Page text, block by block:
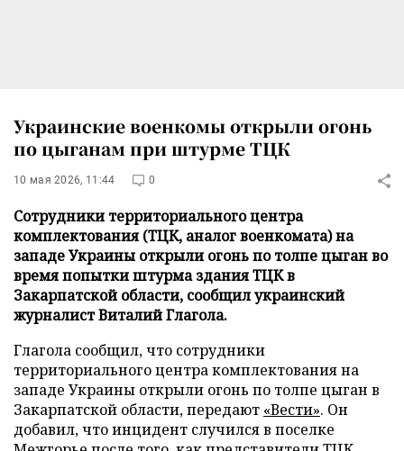
Украинские военкомы открыли огонь
по цыганам при штурме ТЦК
10 мая 2026, 11:44 0
Сотрудники территориального центра
комплектования (ТЦК, аналог военкомата) на
западе Украины открыли огонь по толпе цыган во
время попытки штурма здания ТЦК в
Закарпатской области, сообщил украинский
журналист Виталий Глагола.
Глагола сообщил, что сотрудники
территориального центра комплектования на
западе Украины открыли огонь по толпе цыган в
Закарпатской области, передают «Вести». Он
добавил, что инцидент случился в поселке